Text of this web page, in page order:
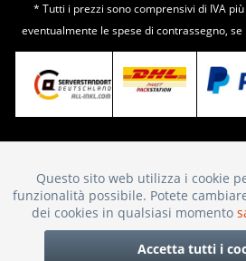
* Tutti i prezzi sono comprensivi di IVA
eventualmente le spese di contrassegno,
Funktionale
Marketing
Questo sito web utilizza i cookie
funzionalità possibile. Potete
dei cookies in qualsiasi momento
Accetta tutti i